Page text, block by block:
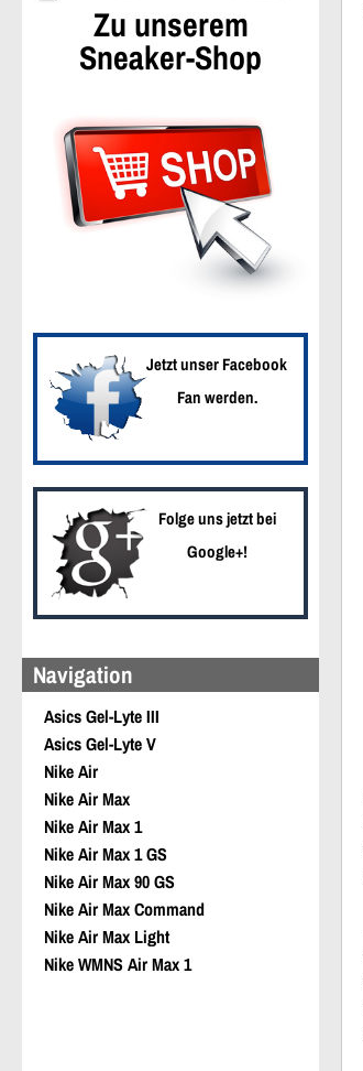
Zu unserem
Sneaker-Shop
Jetzt unser Facebook
Fan werden.
Folge uns jetzt bei
Google+!
Navigation
Asics Gel-Lyte III
Asics Gel-Lyte V
Nike Air
Nike Air Max
Nike Air Max 1
Nike Air Max 1 GS
Nike Air Max 90 GS
Nike Air Max Command
Nike Air Max Light
Nike WMNS Air Max 1